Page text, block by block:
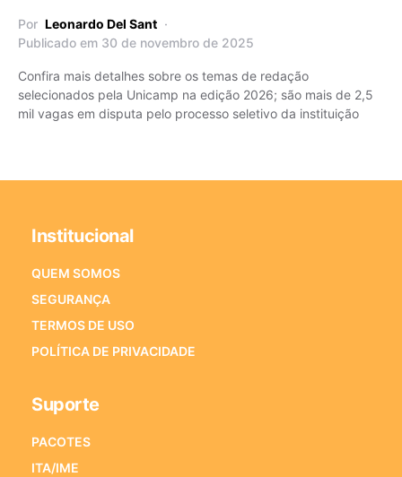
Por Leonardo Del Sant
Publicado em 30 de novembro de 2025
Confira mais detalhes sobre os temas de redação
selecionados pela Unicamp na edição 2026; são mais de 2,5
mil vagas em disputa pelo processo seletivo da instituição
Institucional
QUEM SOMOS
SEGURANÇA
TERMOS DE USO
POLÍTICA DE PRIVACIDADE
Suporte
PACOTES
ITA/IME